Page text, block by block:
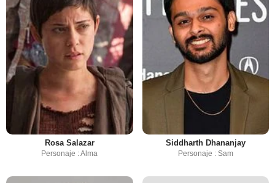
Rosa Salazar
Personaje : Alma
Siddharth Dhananjay
Personaje : Sam